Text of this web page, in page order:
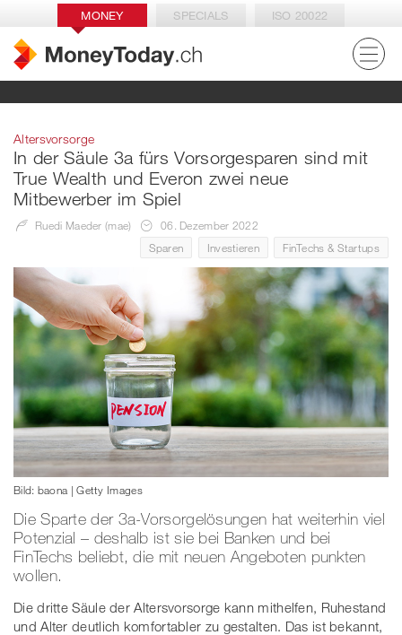
MONEY SPECIALS ISO 20022
Altersvorsorge
In der Säule 3a fürs Vorsorgesparen sind mit
True Wealth und Everon zwei neue
Mitbewerber im Spiel
Ruedi Maeder (mae)
06. Dezember 2022
Sparen
Investieren FinTechs & Startups
Bild: baona | Getty Images
Die Sparte der 3a-Vorsorgelösungen hat weiterhin viel
Potenzial – deshalb ist sie bei Banken und bei
FinTechs beliebt, die mit neuen Angeboten punkten
wollen.
Die dritte Säule der Altersvorsorge kann mithelfen, Ruhestand
und Alter deutlich komfortabler zu gestalten. Das ist bekannt,